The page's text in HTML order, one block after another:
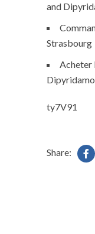
and
Strasbourg
Acheter
ty7V91
Share: